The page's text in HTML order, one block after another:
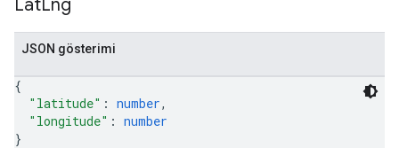
LatLng
JSON gösterimi
{
"latitude" : number,
"longitude" : number
}